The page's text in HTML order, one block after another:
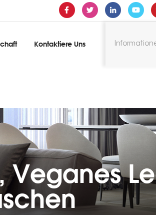
Kontaktiere Uns
Veganes